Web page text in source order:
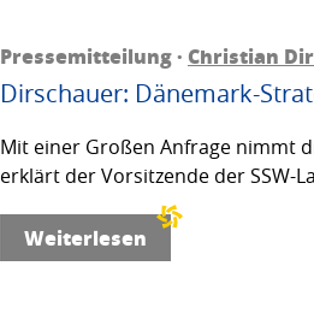
Pressemitteilung · Christian
Dirschauer: Dänemark-
Mit einer Großen Anfrage nimmt
erklärt der Vorsitzende der SSW-
Weiterlesen